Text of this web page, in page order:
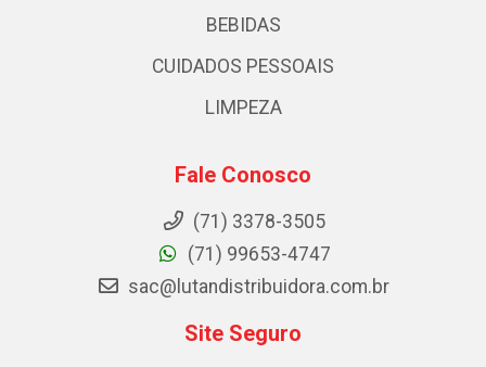
BEBIDAS
CUIDADOS PESSOAIS
LIMPEZA
Fale Conosco
(71) 3378-3505
(71) 99653-4747
sac@lutandistribuidora.com.br
Site Seguro